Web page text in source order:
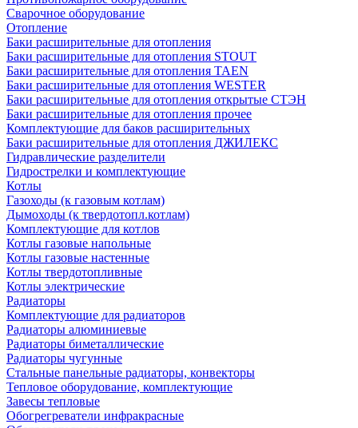
Сварочное оборудование
Отопление
Баки расширительные для отопления
Баки расширительные для отопления STOUT
Баки расширительные для отопления TAEN
Баки расширительные для отопления WESTER
Баки расширительные для отопления открытые СТЭН
Баки расширительные для отопления прочее
Комплектующие для баков расширительных
Баки расширительные для отопления ДЖИЛЕКС
Гидравлические разделители
Гидрострелки и комплектующие
Котлы
Газоходы (к газовым котлам)
Дымоходы (к твердотопл.котлам)
Комплектующие для котлов
Котлы газовые напольные
Котлы газовые настенные
Котлы твердотопливные
Котлы электрические
Радиаторы
Комплектующие для радиаторов
Радиаторы алюминиевые
Радиаторы биметаллические
Радиаторы чугунные
Стальные панельные радиаторы, конвекторы
Тепловое оборудование, комплектующие
Завесы тепловые
Обогрегреватели инфракрасные